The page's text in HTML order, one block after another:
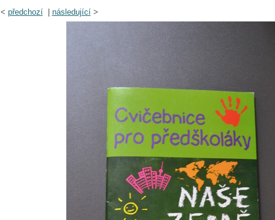
< předchozí| následující>